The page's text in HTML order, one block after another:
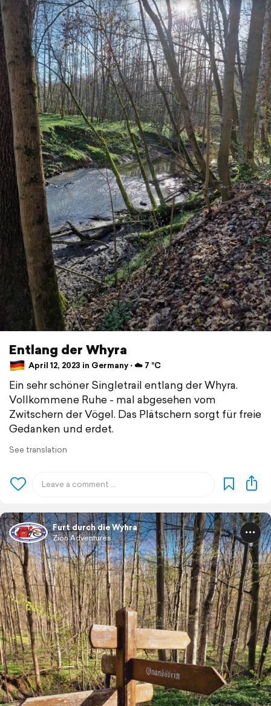
Entlang der Whyra
April 12, 2023 in Germany ⋅ ☁️ 7 °C
Ein sehr schöner Singletrail entlang der Whyra.
Vollkommene Ruhe - mal abgesehen vom
Zwitschern der Vögel. Das Plätschern sorgt für freie
Gedanken und erdet.
See translation
Furt durch die Wyhra
Zion Adventures